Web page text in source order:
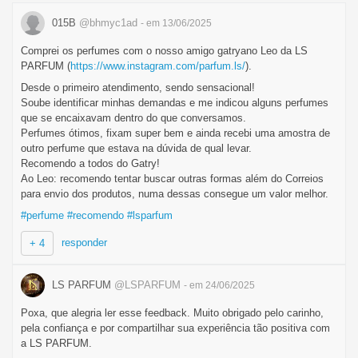
015B @bhmyc1ad - em 13/06/2025
Comprei os perfumes com o nosso amigo gatryano Leo da LS
PARFUM (https://www.instagram.com/parfum.ls/).
Desde o primeiro atendimento, sendo sensacional!
Soube identificar minhas demandas e me indicou alguns perfumes
que se encaixavam dentro do que conversamos.
Perfumes ótimos, fixam super bem e ainda recebi uma amostra de
outro perfume que estava na dúvida de qual levar.
Recomendo a todos do Gatry!
Ao Leo: recomendo tentar buscar outras formas além do Correios
para envio dos produtos, numa dessas consegue um valor melhor.
#perfume #recomendo #lsparfum
+ 4 responder
LS PARFUM @LSPARFUM - em 24/06/2025
Poxa, que alegria ler esse feedback. Muito obrigado pelo carinho,
pela confiança e por compartilhar sua experiência tão positiva com
a LS PARFUM.